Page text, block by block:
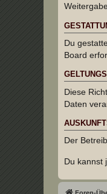
Du
Board
Diese
Daten
Der
Du kannst